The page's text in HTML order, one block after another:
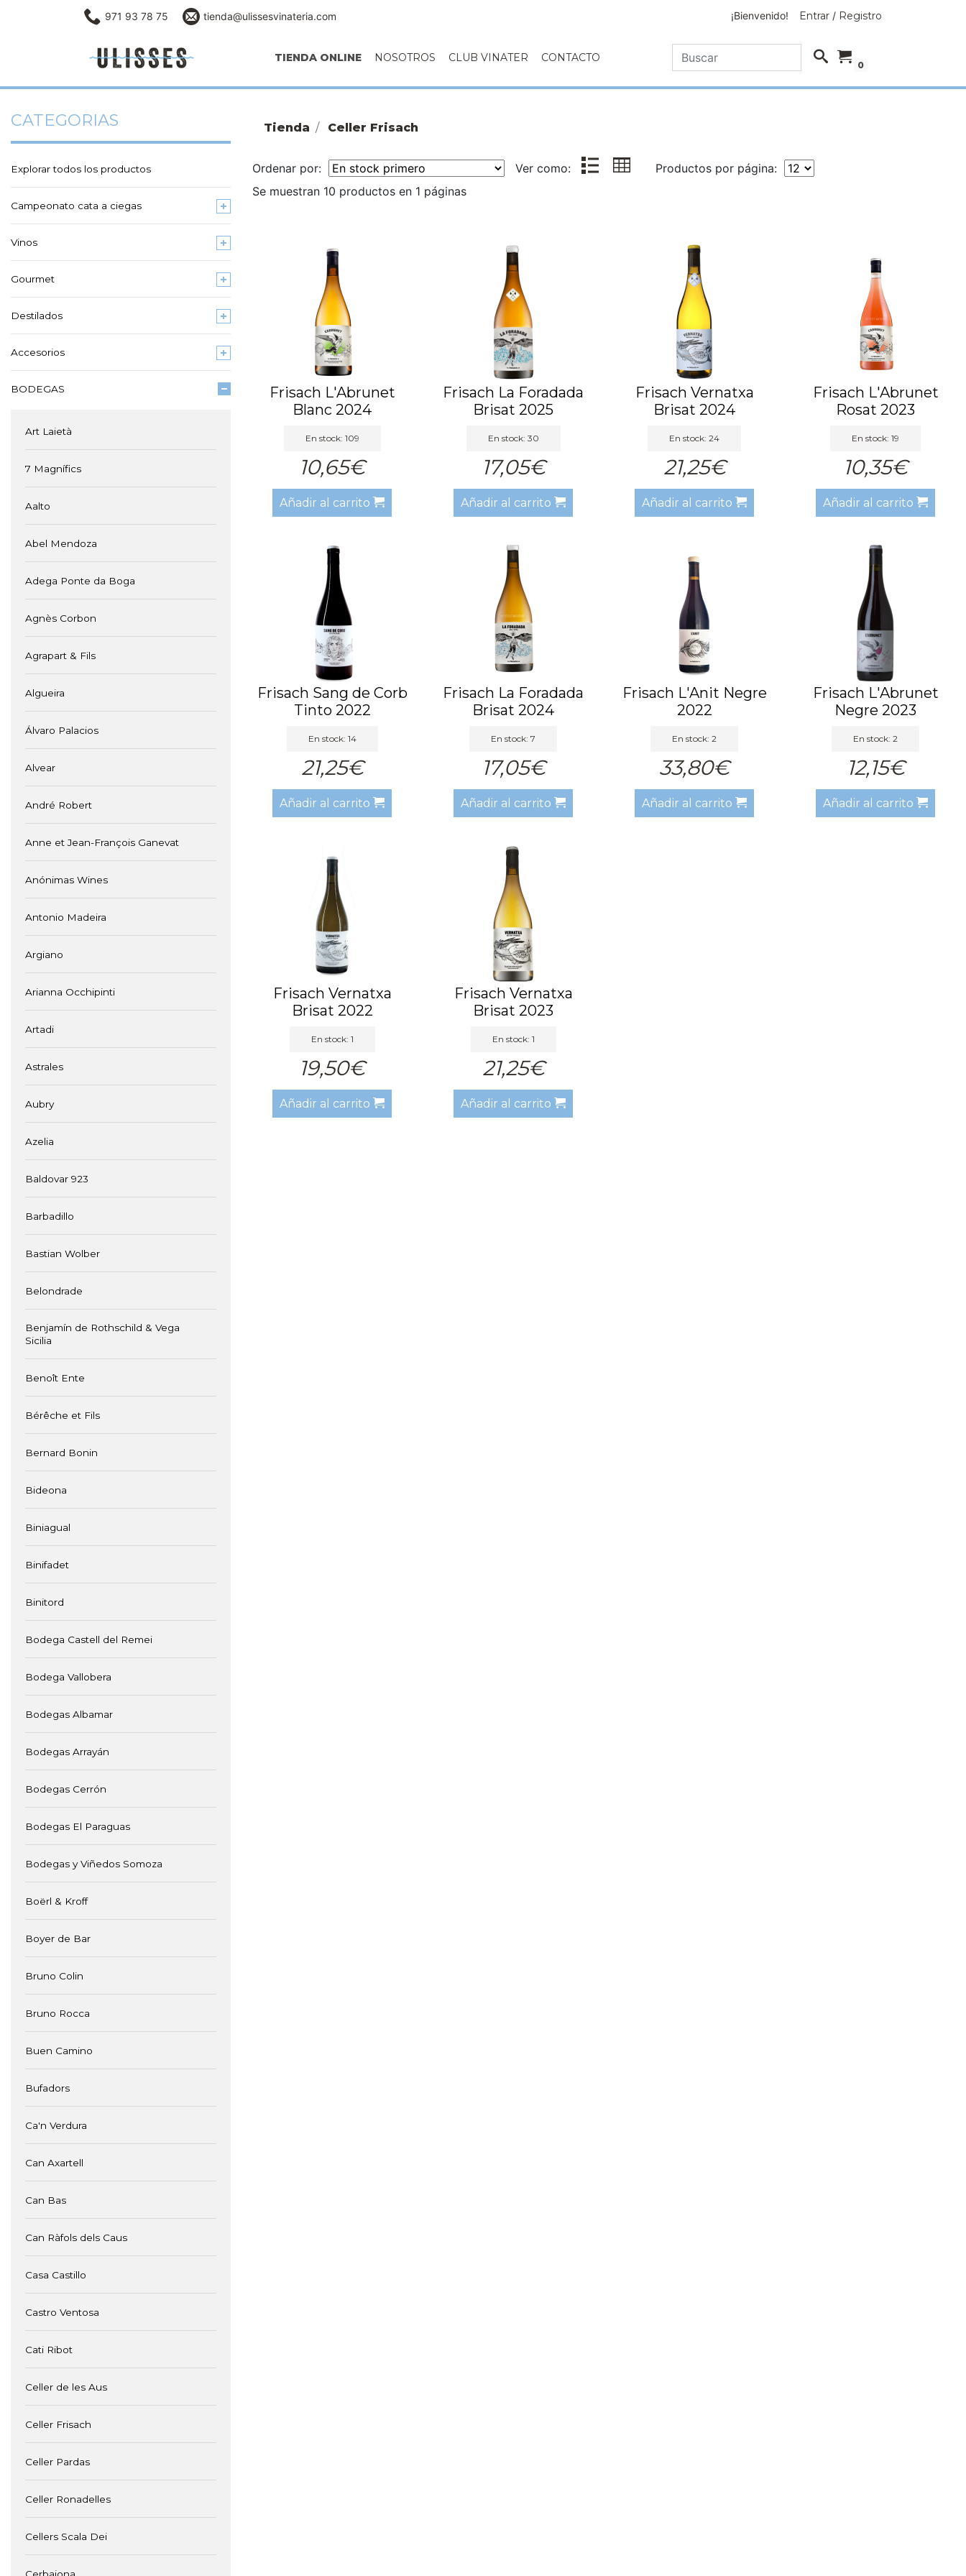
971 93 78 75 tienda@ulissesvinateria.com ¡Bienvenido! Entrar / Registro
TIENDA ONLINE NOSOTROS CLUB VINATER CONTACTO
0
CATEGORIAS
Explorar todos los productos
Campeonato cata a ciegas
Vinos
Gourmet
Destilados
Accesorios
BODEGAS
Art Laietà
7 Magnífics
Aalto
Abel Mendoza
Adega Ponte da Boga
Agnès Corbon
Agrapart & Fils
Algueira
Álvaro Palacios
Alvear
André Robert
Anne et Jean-François Ganevat
Anónimas Wines
Antonio Madeira
Argiano
Arianna Occhipinti
Artadi
Astrales
Aubry
Azelia
Baldovar 923
Barbadillo
Bastian Wolber
Belondrade
Benjamín de Rothschild & Vega
Sicilia
Benoît Ente
Bérêche et Fils
Bernard Bonin
Bideona
Biniagual
Binifadet
Binitord
Bodega Castell del Remei
Bodega Vallobera
Bodegas Albamar
Bodegas Arrayán
Bodegas Cerrón
Bodegas El Paraguas
Bodegas y Viñedos Somoza
Boërl & Kroff
Boyer de Bar
Bruno Colin
Bruno Rocca
Buen Camino
Bufadors
Ca'n Verdura
Can Axartell
Can Bas
Can Ràfols dels Caus
Casa Castillo
Castro Ventosa
Cati Ribot
Celler de les Aus
Celler Frisach
Celler Pardas
Celler Ronadelles
Cellers Scala Dei
Tienda Celler Frisach
Ordenar por: Ver como:
Productos por página:
Se muestran 10 productos en 1 páginas
Frisach L'Abrunet
Blanc 2024
En stock: 109
10,65€
Añadir al carrito
Frisach La Foradada
Brisat 2025
En stock: 30
17,05€
Añadir al carrito
Frisach Vernatxa
Brisat 2024
En stock: 24
21,25€
Añadir al carrito
Frisach L'Abrunet
Rosat 2023
En stock: 19
10,35€
Añadir al carrito
Frisach Sang de Corb
Tinto 2022
En stock: 14
21,25€
Añadir al carrito
Frisach La Foradada
Brisat 2024
En stock: 7
17,05€
Añadir al carrito
Frisach L'Anit Negre
2022
En stock: 2
33,80€
Añadir al carrito
Frisach L'Abrunet
Negre 2023
En stock: 2
12,15€
Añadir al carrito
Frisach Vernatxa
Brisat 2022
En stock: 1
19,50€
Añadir al carrito
Frisach Vernatxa
Brisat 2023
En stock: 1
21,25€
Añadir al carrito